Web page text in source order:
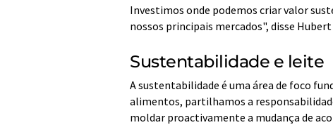
Investimos onde podemos criar valor
nossos principais mercados", disse Hubert
Sustentabilidade e leite
A sustentabilidade é uma área de foco
alimentos, partilhamos a
moldar proactivamente a mudança de